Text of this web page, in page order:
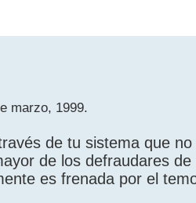
marzo, 1999.
de tu sistema que
de los defraudares
es frenada por el